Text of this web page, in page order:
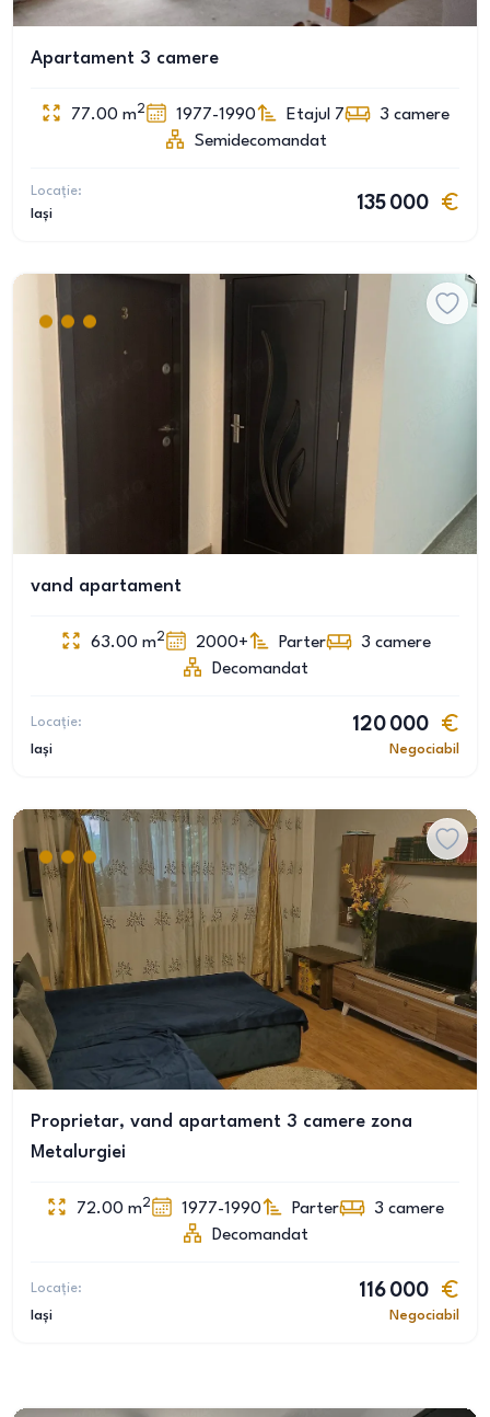
Apartament 3 camere
77.00 m2 1977-1990 Etajul 7 3 camere
Semidecomandat
Locație:
Iași
135 000
vand apartament
63.00 m2 2000+ Parter 3 camere
Decomandat
Locație:
Iași
120 000
Negociabil
Proprietar, vand apartament 3 camere zona
Metalurgiei
72.00 m2 1977-1990 Parter 3 camere
Decomandat
Locație:
Iași
116 000
Negociabil